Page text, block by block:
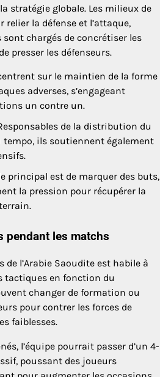
stratégie globale. Les milieux de
la défense et l’attaque,
chargés de concrétiser les
presser les défenseurs.
sur le maintien de la forme
adverses, s’engageant
un contre un.
de la distribution du
tempo, ils soutiennent également
principal est de marquer des buts,
la pression pour récupérer la
pendant les matchs
de l’Arabie Saoudite est habile à
tactiques en fonction du
changer de formation ou
pour contrer les forces de
faiblesses.
l’équipe pourrait passer d’un 4-
poussant des joueurs